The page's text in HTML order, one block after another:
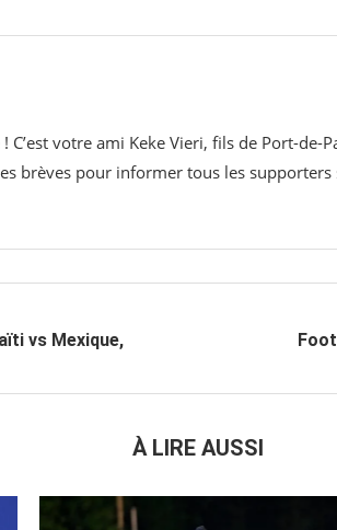
C’est votre ami Keke Vieri, fils de Port-de-
brèves pour informer tous les
vs Mexique,
À LIRE AUSSI